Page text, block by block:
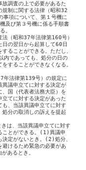
調査の上で必要があるた
規制に関する法律（昭和32
項について、第１号機に
及び第３号機に係る手順書
。
（昭和37年法律第160号）
の翌日から起算して60日
ることができる。ただし、
内であっても、処分の日の
することができなくなる。
年法律第139号）の規定に
異議申立てに対する決定が
国（代表者法務大臣）を
てに対する決定があった
も、当該異議申立てに対す
分の取消しの訴えを提起
は、当該異議申立てに対す
ことができる。(1)異議申
決定がないとき。(2)処分、
けるため緊急の必要があ
あるとき。